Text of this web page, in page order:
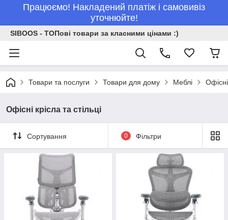
Працюємо! Накладений платіж і самовивіз
уточнюйте!
SIBOOS - ТОПові товари за класними цінами :)
Товари та послуги Товари для дому Меблі Офісні
Офісні крісла та стільці
Сортування 0 Фільтри